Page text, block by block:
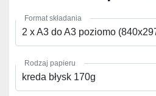
Format składania
2 x A3 do A3 poziomo
Rodzaj papieru
kreda błysk 170g